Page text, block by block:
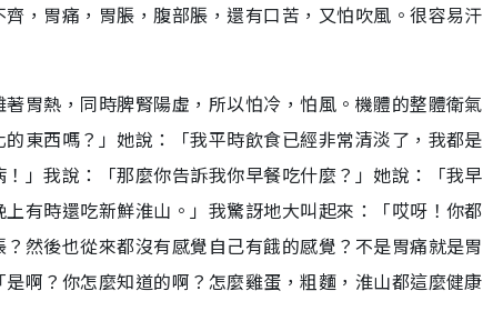
，胃痛，胃脹，腹部脹，還有口苦，又怕吹風。很容易汗
胃熱，同時脾腎陽虛，所以怕冷，怕風。機體的整體衛氣
東西嗎？」她說：「我平時飲食已經非常清淡了，我都是
」我說：「那麼你告訴我你早餐吃什麼？」她說：「我早
有時還吃新鮮淮山。」我驚訝地大叫起來：「哎呀！你都
然後也從來都沒有感覺自己有餓的感覺？不是胃痛就是胃
啊？你怎麼知道的啊？怎麼雞蛋，粗麵，淮山都這麼健康